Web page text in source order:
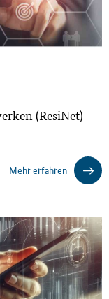
(ResiNet)
Mehr erfahren